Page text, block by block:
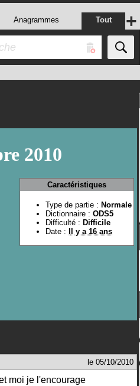
Anagrammes Tout +
2010
Caractéristiques
Type de partie : Normale
Dictionnaire : ODS5
Difficulté : Difficile
Date :
Il y a 16 ans
le 05/10/2010
moi je l'encourage